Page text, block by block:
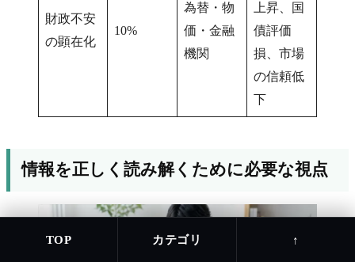
TOP カテゴリ ↑
財政不安
の顕在化
10%
為替・物
価・金融
機関
上昇、国
債評価
損、市場
の信頼低
下
情報を正しく読み解くために必要な視点